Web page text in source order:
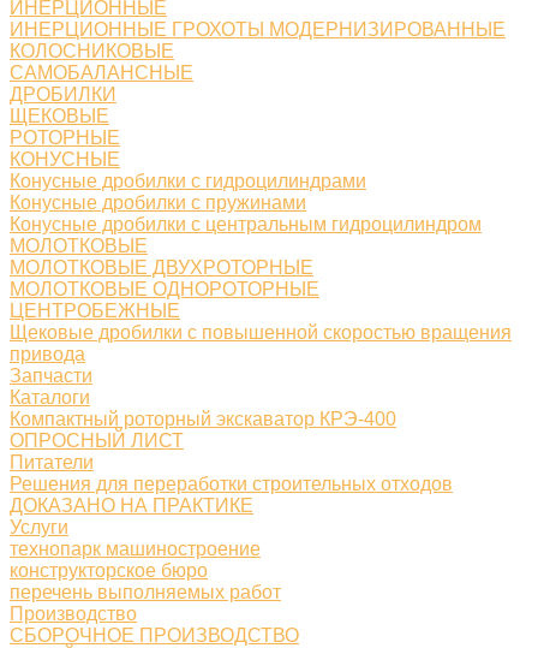
ИНЕРЦИОННЫЕ
ИНЕРЦИОННЫЕ ГРОХОТЫ МОДЕРНИЗИРОВАННЫЕ
КОЛОСНИКОВЫЕ
САМОБАЛАНСНЫЕ
ДРОБИЛКИ
ЩЕКОВЫЕ
РОТОРНЫЕ
КОНУСНЫЕ
Конусные дробилки с гидроцилиндрами
Конусные дробилки с пружинами
Конусные дробилки с центральным гидроцилиндром
МОЛОТКОВЫЕ
МОЛОТКОВЫЕ ДВУХРОТОРНЫЕ
МОЛОТКОВЫЕ ОДНОРОТОРНЫЕ
ЦЕНТРОБЕЖНЫЕ
Щековые дробилки с повышенной скоростью вращения
привода
Запчасти
Каталоги
Компактный роторный экскаватор КРЭ-400
ОПРОСНЫЙ ЛИСТ
Питатели
Решения для переработки строительных отходов
ДОКАЗАНО НА ПРАКТИКЕ
Услуги
технопарк машиностроение
конструкторское бюро
перечень выполняемых работ
Производство
СБОРОЧНОЕ ПРОИЗВОДСТВО